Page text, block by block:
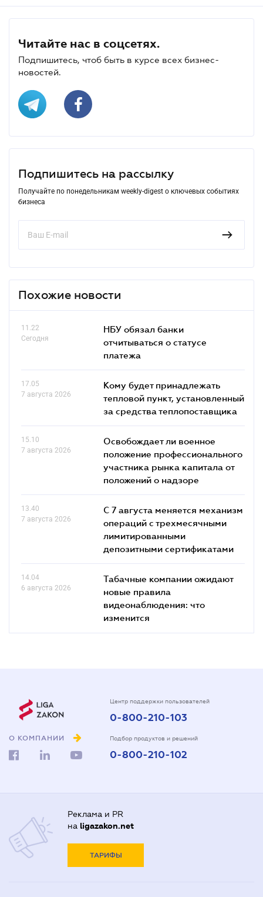
Читайте нас в соцсетях.
Подпишитесь, чтоб быть в курсе всех бизнес-
новостей.
Подпишитесь на рассылку
Получайте по понедельникам weekly-digest о ключевых событиях
бизнеса
Похожие новости
11.22
Сегодня
НБУ обязал банки
отчитываться о статусе
платежа
17.05
7 августа 2026
Кому будет принадлежать
тепловой пункт, установленный
за средства теплопоставщика
15.10
7 августа 2026
Освобождает ли военное
положение профессионального
участника рынка капитала от
положений о надзоре
13.40
7 августа 2026
С 7 августа меняется механизм
операций с трехмесячными
лимитированными
депозитными сертификатами
14.04
6 августа 2026
Табачные компании ожидают
новые правила
видеонаблюдения: что
изменится
О КОМПАНИИ
Центр поддержки пользователей
0-800-210-103
Подбор продуктов и решений
0-800-210-102
Реклама и PR
на ligazakon.net
ТАРИФЫ